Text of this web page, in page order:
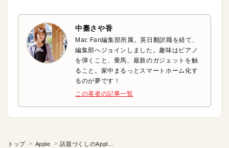
中臺さや香
Mac Fan編集部所属。英日翻訳職を経て、
編集部へジョインしました。趣味はピアノ
を弾くこと、乗馬、最新のガジェットを触
ること。家中まるっとスマートホーム化す
るのが夢です！
この著者の記事一覧
トップ Apple